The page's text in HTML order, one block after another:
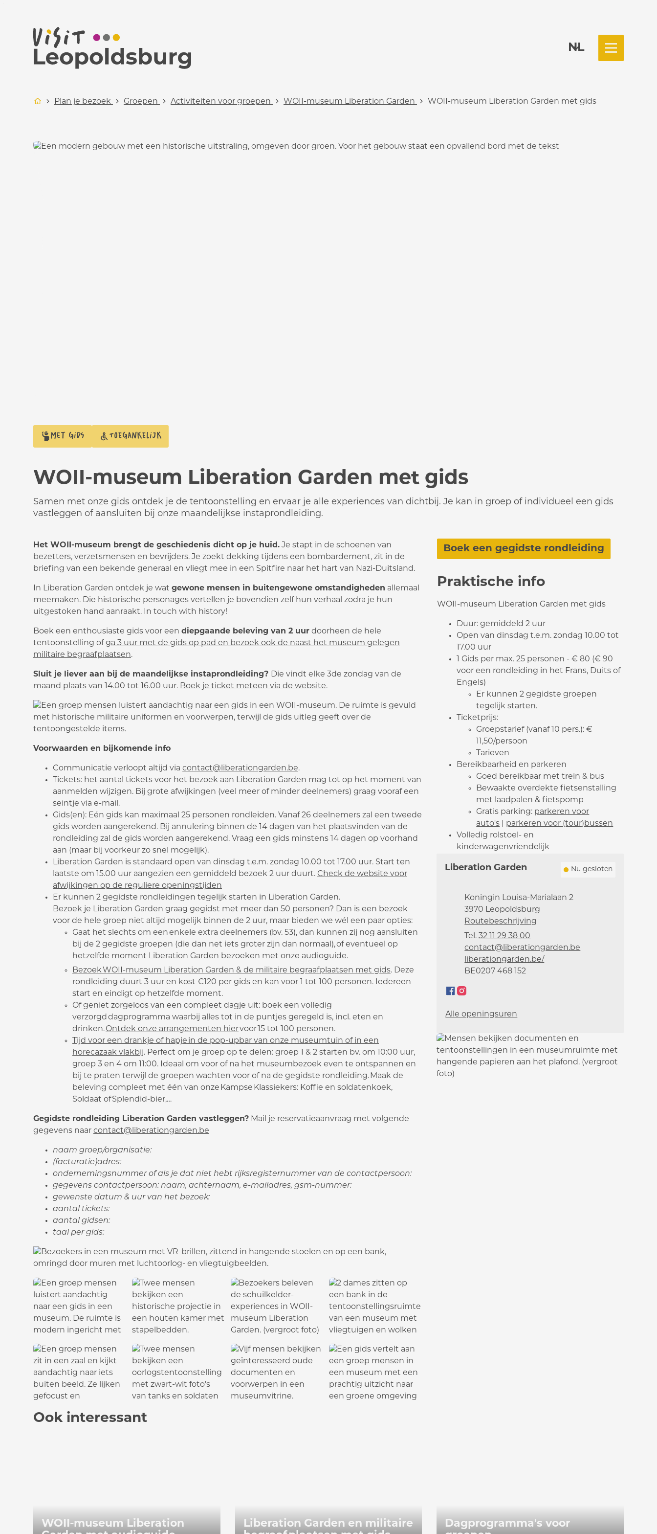
Toerisme Leopoldsburg
NL Menu
Startpagina
Plan je bezoek Groepen Activiteiten voor groepen WOII-museum Liberation Garden WOII-museum Liberation Garden met gids
Met gids Toegankelijk
WOII-museum Liberation Garden met gids
Samen met onze gids ontdek je de tentoonstelling en ervaar je alle experiences van dichtbij. Je kan in groep of individueel een gids
vastleggen of aansluiten bij onze maandelijkse instaprondleiding.
Het WOII-museum brengt de geschiedenis dicht op je huid. Je stapt in de schoenen van
bezetters, verzetsmensen en bevrijders. Je zoekt dekking tijdens een bombardement, zit in de
briefing van een bekende generaal en vliegt mee in een Spitfire naar het hart van Nazi-Duitsland.
In Liberation Garden ontdek je wat gewone mensen in buitengewone omstandigheden allemaal
meemaken. Die historische personages vertellen je bovendien zelf hun verhaal zodra je hun
uitgestoken hand aanraakt. In touch with history!
Boek een enthousiaste gids voor een diepgaande beleving van 2 uur doorheen de hele
tentoonstelling ofga 3 uur met de gids op pad en bezoek ook de naast het museum gelegen
militaire begraafplaatsen.
Sluit je liever aan bij de maandelijkse instaprondleiding? Die vindt elke 3de zondag van de
maand plaats van 14.00 tot 16.00 uur. Boek je ticket meteen via de website.
Voorwaarden en bijkomende info
Communicatie verloopt altijd via contact@liberationgarden.be.
Tickets: het aantal tickets voor het bezoek aan Liberation Garden mag tot op het moment van
aanmelden wijzigen. Bij grote afwijkingen (veel meer of minder deelnemers) graag vooraf een
seintje via e-mail.
Gids(en): Eén gids kan maximaal 25 personen rondleiden. Vanaf 26 deelnemers zal een tweede
gids worden aangerekend. Bij annulering binnen de 14 dagen van het plaatsvinden van de
rondleiding zal de gids worden aangerekend. Vraag een gids minstens 14 dagen op voorhand
aan (maar bij voorkeur zo snel mogelijk).
Liberation Garden is standaard open van dinsdag t.e.m. zondag 10.00 tot 17.00 uur. Start ten
laatste om 15.00 uur aangezien een gemiddeld bezoek 2 uur duurt. Check de website voor
afwijkingen op de reguliere openingstijden
Er kunnen 2 gegidste rondleidingen tegelijk starten in Liberation Garden.
Bezoek je Liberation Garden graag gegidst met meer dan 50 personen? Dan is een bezoek
voor de hele groep niet altijd mogelijk binnen de 2 uur, maar bieden we wél een paar opties:
Gaat het slechts om een enkele extra deelnemers (bv. 53), dan kunnen zij nog aansluiten
bij de 2 gegidste groepen (die dan net iets groter zijn dan normaal), of eventueel op
hetzelfde moment Liberation Garden bezoeken met onze audioguide.
Bezoek WOII-museum Liberation Garden & de militaire begraafplaatsen met gids. Deze
rondleiding duurt 3 uur en kost €120 per gids en kan voor 1 tot 100 personen. Iedereen
start en eindigt op hetzelfde moment.
Of geniet zorgeloos van een compleet dagje uit: boek een volledig
verzorgd dagprogramma waarbij alles tot in de puntjes geregeld is, incl. eten en
drinken.Ontdek onze arrangementen hiervoor 15 tot 100 personen.
Tijd voor een drankje of hapje in de pop-upbar van onze museumtuin of in een
horecazaak vlakbij. Perfect om je groep op te delen: groep 1 & 2 starten bv. om 10:00 uur,
groep 3 en 4 om 11:00. Ideaal om voor of na het museumbezoek even te ontspannen en
bij te praten terwijl de groepen wachten voor of na de gegidste rondleiding. Maak de
beleving compleet met één van onze Kampse Klassiekers: Koffie en soldatenkoek,
Soldaat of Splendid-bier,…
Gegidste rondleiding Liberation Garden vastleggen? Mail je reservatieaanvraag met volgende
gegevens naar contact@liberationgarden.be
naam groep/organisatie:
(facturatie)adres:
ondernemingsnummer of als je dat niet hebt rijksregisternummer van de contactpersoon:
gegevens contactpersoon: naam, achternaam, e-mailadres, gsm-nummer:
gewenste datum & uur van het bezoek:
aantal tickets:
aantal gidsen:
taal per gids:
Boek een gegidste rondleiding
Praktische info
WOII-museum Liberation Garden met gids
Duur: gemiddeld 2 uur
Open van dinsdag t.e.m. zondag 10.00 tot
17.00 uur
1 Gids per max. 25 personen - € 80 (€ 90
voor een rondleiding in het Frans, Duits of
Engels)
Er kunnen 2 gegidste groepen
tegelijk starten.
Ticketprijs:
Groepstarief (vanaf 10 pers.): €
11,50/persoon
Tarieven
Bereikbaarheid en parkeren
Goed bereikbaar met trein & bus
Bewaakte overdekte fietsenstalling
met laadpalen & fietspomp
Gratis parking: parkeren voor
auto's
parkeren voor (tour)bussen
Volledig rolstoel- en
kinderwagenvriendelijk
Liberation Garden Nu gesloten
AdresKoningin Louisa-Marialaan 2
,3970 Leopoldsburg
Routebeschrijving
32 11 29 38 00
E-mailcontact@liberationgarden.be
Websiteliberationgarden.be/
Ondernemingsnummer
BE0207 468 152
Facebook
Instagram
Alle openingsuren
Liberation Garden
Ook interessant
WOII-museum Liberation
Liberation Garden en militaire
Dagprogramma's voor